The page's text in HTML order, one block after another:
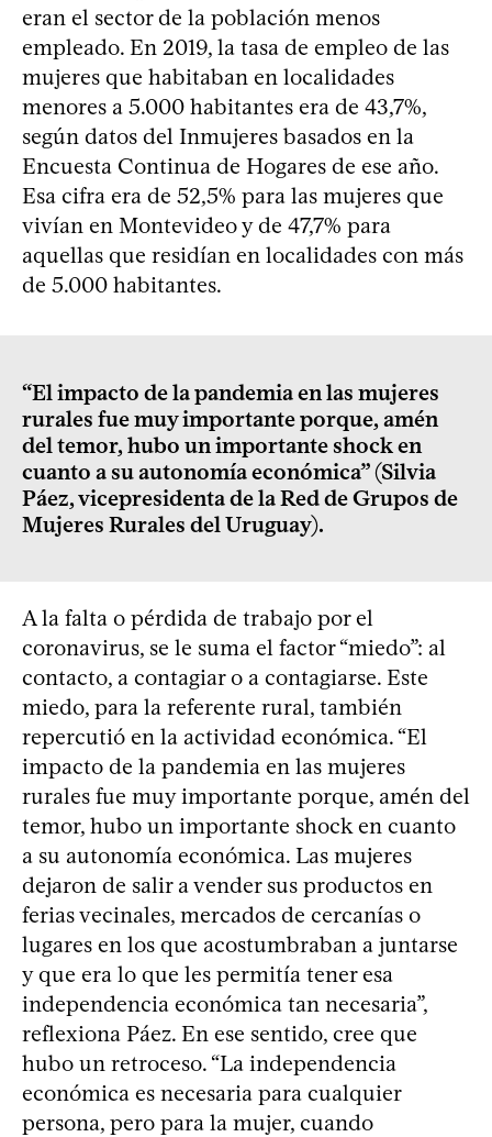
eran el sector de la población menos
empleado. En 2019, la tasa de empleo de las
mujeres que habitaban en localidades
menores a 5.000 habitantes era de 43,7%,
según datos del Inmujeres basados en la
Encuesta Continua de Hogares de ese año.
Esa cifra era de 52,5% para las mujeres que
vivían en Montevideo y de 47,7% para
aquellas que residían en localidades con más
de 5.000 habitantes.
“El impacto de la pandemia en las mujeres
rurales fue muy importante porque, amén
del temor, hubo un importante shock en
cuanto a su autonomía económica” (Silvia
Páez, vicepresidenta de la Red de Grupos de
Mujeres Rurales del Uruguay).
A la falta o pérdida de trabajo por el
coronavirus, se le suma el factor “miedo”: al
contacto, a contagiar o a contagiarse. Este
miedo, para la referente rural, también
repercutió en la actividad económica. “El
impacto de la pandemia en las mujeres
rurales fue muy importante porque, amén del
temor, hubo un importante shock en cuanto
a su autonomía económica. Las mujeres
dejaron de salir a vender sus productos en
ferias vecinales, mercados de cercanías o
lugares en los que acostumbraban a juntarse
y que era lo que les permitía tener esa
independencia económica tan necesaria”,
reflexiona Páez. En ese sentido, cree que
hubo un retroceso. “La independencia
económica es necesaria para cualquier
persona, pero para la mujer, cuando